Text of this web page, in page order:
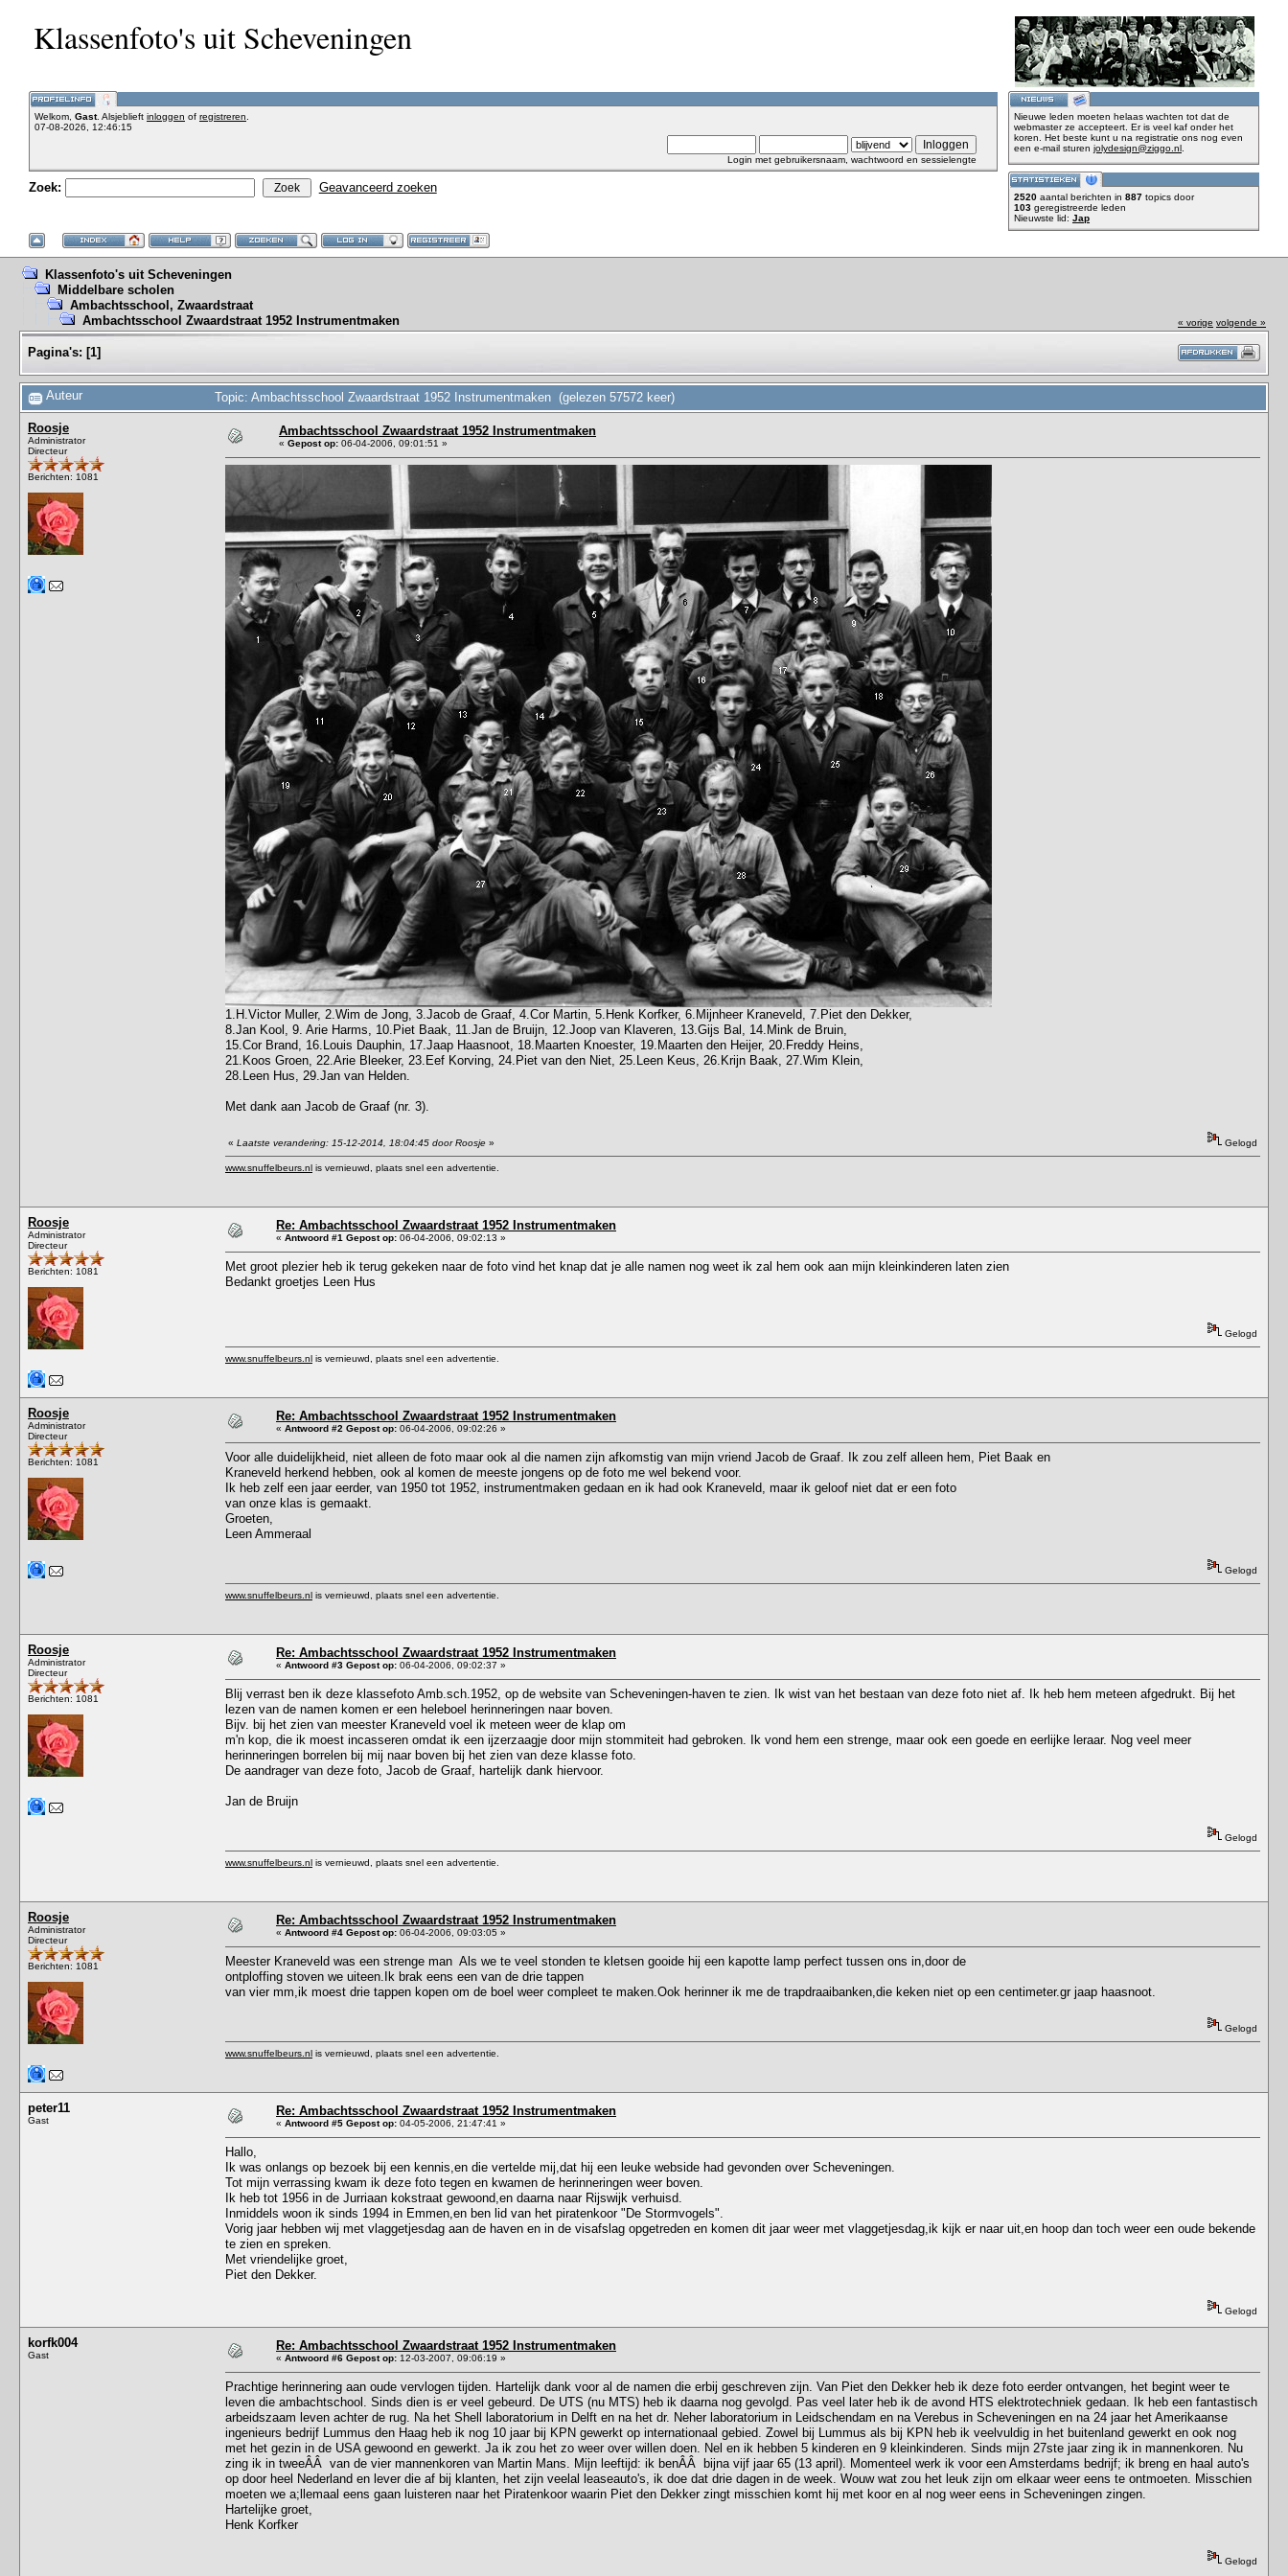
Klassenfoto's uit Scheveningen
Welkom, Gast. Alsjeblieft inloggen of registreren
07-08-2026, 12:46:15
Login met gebruikersnaam, wachtwoord en sessielengte
Zoek: Geavanceerd zoeken
Nieuwe leden moeten helaas wachten tot dat de
webmaster ze accepteert. Er is veel kaf onder het
koren. Het beste kunt u na registratie ons nog even
een e-mail sturen jolydesign@ziggo.nl
2520 aantal berichten in 887 topics door
103 geregistreerde leden
Nieuwste lid: Jap
Klassenfoto's uit Scheveningen
Middelbare scholen
Ambachtsschool, Zwaardstraat
Ambachtsschool Zwaardstraat 1952 Instrumentmaken
« vorige volgende »
Pagina's: [1]
Auteur Topic: Ambachtsschool Zwaardstraat 1952 Instrumentmaken (gelezen 57572 keer)
Roosje
Administrator
Directeur
Berichten: 1081
Ambachtsschool Zwaardstraat 1952 Instrumentmaken
« Gepost op: 06-04-2006, 09:01:51 »
1.H.Victor Muller, 2.Wim de Jong, 3.Jacob de Graaf, 4.Cor Martin, 5.Henk Korfker, 6.Mijnheer Kraneveld, 7.Piet den Dekker,
8.Jan Kool, 9. Arie Harms, 10.Piet Baak, 11.Jan de Bruijn, 12.Joop van Klaveren, 13.Gijs Bal, 14.Mink de Bruin,
15.Cor Brand, 16.Louis Dauphin, 17.Jaap Haasnoot, 18.Maarten Knoester, 19.Maarten den Heijer, 20.Freddy Heins,
21.Koos Groen, 22.Arie Bleeker, 23.Eef Korving, 24.Piet van den Niet, 25.Leen Keus, 26.Krijn Baak, 27.Wim Klein,
28.Leen Hus, 29.Jan van Helden.
Met dank aan Jacob de Graaf (nr. 3).
« Laatste verandering: 15-12-2014, 18:04:45 door Roosje » Gelogd
www.snuffelbeurs.nl is vernieuwd, plaats snel een advertentie.
Roosje
Administrator
Directeur
Berichten: 1081
Re: Ambachtsschool Zwaardstraat 1952 Instrumentmaken
« Antwoord #1 Gepost op: 06-04-2006, 09:02:13 »
Met groot plezier heb ik terug gekeken naar de foto vind het knap dat je alle namen nog weet ik zal hem ook aan mijn kleinkinderen laten zien
Bedankt groetjes Leen Hus
Gelogd
www.snuffelbeurs.nl is vernieuwd, plaats snel een advertentie.
Roosje
Administrator
Directeur
Berichten: 1081
Re: Ambachtsschool Zwaardstraat 1952 Instrumentmaken
« Antwoord #2 Gepost op: 06-04-2006, 09:02:26 »
Voor alle duidelijkheid, niet alleen de foto maar ook al die namen zijn afkomstig van mijn vriend Jacob de Graaf. Ik zou zelf alleen hem, Piet Baak en
Kraneveld herkend hebben, ook al komen de meeste jongens op de foto me wel bekend voor.
Ik heb zelf een jaar eerder, van 1950 tot 1952, instrumentmaken gedaan en ik had ook Kraneveld, maar ik geloof niet dat er een foto
van onze klas is gemaakt.
Groeten,
Leen Ammeraal
Gelogd
www.snuffelbeurs.nl is vernieuwd, plaats snel een advertentie.
Roosje
Administrator
Directeur
Berichten: 1081
Re: Ambachtsschool Zwaardstraat 1952 Instrumentmaken
« Antwoord #3 Gepost op: 06-04-2006, 09:02:37 »
Blij verrast ben ik deze klassefoto Amb.sch.1952, op de website van Scheveningen-haven te zien. Ik wist van het bestaan van deze foto niet af. Ik heb hem meteen afgedrukt. Bij het
lezen van de namen komen er een heleboel herinneringen naar boven.
Bijv. bij het zien van meester Kraneveld voel ik meteen weer de klap om
m'n kop, die ik moest incasseren omdat ik een ijzerzaagje door mijn stommiteit had gebroken. Ik vond hem een strenge, maar ook een goede en eerlijke leraar. Nog veel meer
herinneringen borrelen bij mij naar boven bij het zien van deze klasse foto.
De aandrager van deze foto, Jacob de Graaf, hartelijk dank hiervoor.
Jan de Bruijn
Gelogd
www.snuffelbeurs.nl is vernieuwd, plaats snel een advertentie.
Roosje
Administrator
Directeur
Berichten: 1081
Re: Ambachtsschool Zwaardstraat 1952 Instrumentmaken
« Antwoord #4 Gepost op: 06-04-2006, 09:03:05 »
Meester Kraneveld was een strenge man Als we te veel stonden te kletsen gooide hij een kapotte lamp perfect tussen ons in,door de
ontploffing stoven we uiteen.Ik brak eens een van de drie tappen
van vier mm,ik moest drie tappen kopen om de boel weer compleet te maken.Ook herinner ik me de trapdraaibanken,die keken niet op een centimeter.gr jaap haasnoot.
Gelogd
www.snuffelbeurs.nl is vernieuwd, plaats snel een advertentie.
peter11
Gast
Re: Ambachtsschool Zwaardstraat 1952 Instrumentmaken
« Antwoord #5 Gepost op: 04-05-2006, 21:47:41 »
Hallo,
Ik was onlangs op bezoek bij een kennis,en die vertelde mij,dat hij een leuke webside had gevonden over Scheveningen.
Tot mijn verrassing kwam ik deze foto tegen en kwamen de herinneringen weer boven.
Ik heb tot 1956 in de Jurriaan kokstraat gewoond,en daarna naar Rijswijk verhuisd.
Inmiddels woon ik sinds 1994 in Emmen,en ben lid van het piratenkoor "De Stormvogels".
Vorig jaar hebben wij met vlaggetjesdag aan de haven en in de visafslag opgetreden en komen dit jaar weer met vlaggetjesdag,ik kijk er naar uit,en hoop dan toch weer een oude bekende
te zien en spreken.
Met vriendelijke groet,
Piet den Dekker.
Gelogd
korfk004
Gast
Re: Ambachtsschool Zwaardstraat 1952 Instrumentmaken
« Antwoord #6 Gepost op: 12-03-2007, 09:06:19 »
Prachtige herinnering aan oude vervlogen tijden. Hartelijk dank voor al de namen die erbij geschreven zijn. Van Piet den Dekker heb ik deze foto eerder ontvangen, het begint weer te
leven die ambachtschool. Sinds dien is er veel gebeurd. De UTS (nu MTS) heb ik daarna nog gevolgd. Pas veel later heb ik de avond HTS elektrotechniek gedaan. Ik heb een fantastisch
arbeidszaam leven achter de rug. Na het Shell laboratorium in Delft en na het dr. Neher laboratorium in Leidschendam en na Verebus in Scheveningen en na 24 jaar het Amerikaanse
ingenieurs bedrijf Lummus den Haag heb ik nog 10 jaar bij KPN gewerkt op internationaal gebied. Zowel bij Lummus als bij KPN heb ik veelvuldig in het buitenland gewerkt en ook nog
met het gezin in de USA gewoond en gewerkt. Ja ik zou het zo weer over willen doen. Nel en ik hebben 5 kinderen en 9 kleinkinderen. Sinds mijn 27ste jaar zing ik in mannenkoren. Nu
zing ik in tweeÂÂ van de vier mannenkoren van Martin Mans. Mijn leeftijd: ik benÂÂ bijna vijf jaar 65 (13 april). Momenteel werk ik voor een Amsterdams bedrijf; ik breng en haal auto's
op door heel Nederland en lever die af bij klanten, het zijn veelal leaseauto's, ik doe dat drie dagen in de week. Wouw wat zou het leuk zijn om elkaar weer eens te ontmoeten. Misschien
moeten we a;llemaal eens gaan luisteren naar het Piratenkoor waarin Piet den Dekker zingt misschien komt hij met koor en al nog weer eens in Scheveningen zingen.
Hartelijke groet,
Henk Korfker
Gelogd